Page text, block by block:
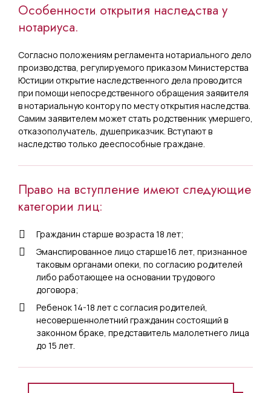
Особенности открытия наследства у
нотариуса.
Согласно положениям регламента нотариального дело
производства, регулируемого приказом Министерства
Юстиции открытие наследственного дела проводится
при помощи непосредственного обращения заявителя
в нотариальную контору по месту открытия наследства.
Самим заявителем может стать родственник умершего,
отказополучатель, душеприказчик. Вступают в
наследство только дееспособные граждане.
Право на вступление имеют следующие
категории лиц:
Гражданин старше возраста 18 лет;
Эманспированное лицо старше16 лет, признанное
таковым органами опеки, по согласию родителей
либо работающее на основании трудового
договора;
Ребенок 14-18 лет с согласия родителей,
несовершеннолетний гражданин состоящий в
законном браке, представитель малолетнего лица
до 15 лет.